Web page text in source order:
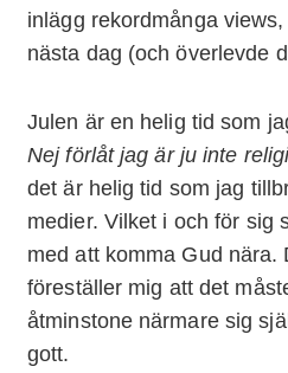
inlägg rekordmånga
nästa dag (och överlevde
Julen är en helig tid som
Nej förlåt jag är ju inte
det är helig tid som jag
medier. Vilket i och för sig
med att komma Gud nära.
föreställer mig att det
åtminstone närmare sig
gott.